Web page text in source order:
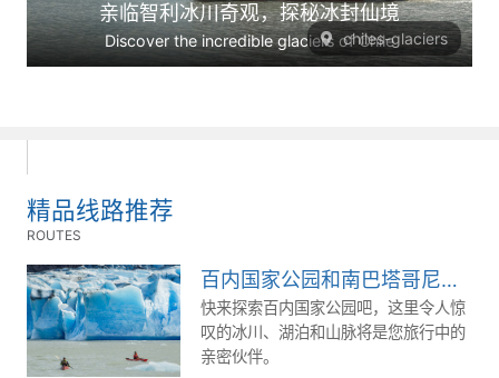
亲临智利冰川奇观，探秘冰封仙境
Discover the incredible glaciers of Chilechiles-glaciers
精品线路推荐
ROUTES
百内国家公园和南巴塔哥尼亚5日游
快来探索百内国家公园吧，这里令人惊
叹的冰川、湖泊和山脉将是您旅行中的
亲密伙伴。